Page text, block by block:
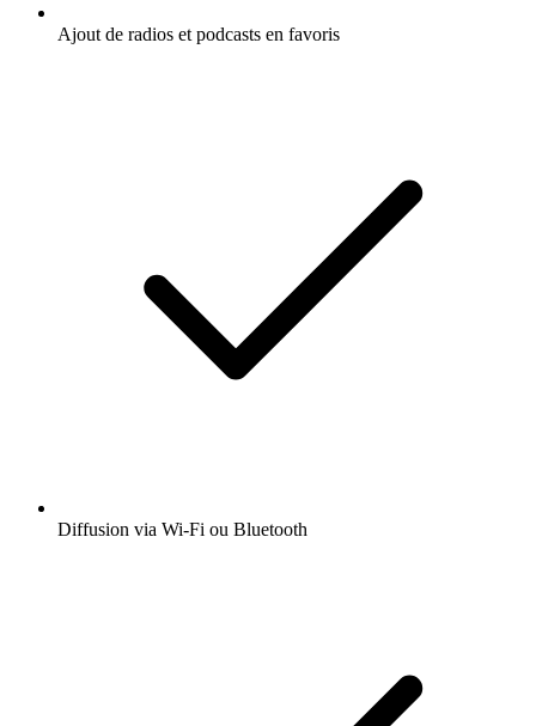
Ajout de radios et podcasts en favoris
Diffusion via Wi-Fi ou Bluetooth